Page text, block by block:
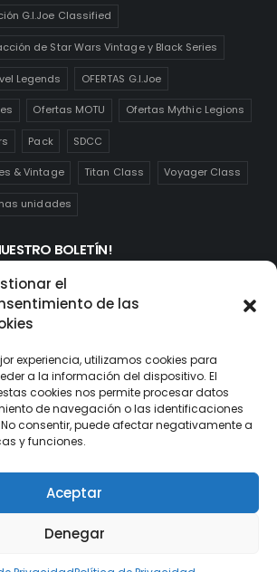
el
de las
experiencia, utilizamos cookies para
a la información del dispositivo. El
cookies nos permite procesar datos
de navegación o las identificaciones
consentir, puede afectar negativamente a
y funciones.
Aceptar
Denegar
G.I.Joe Classified
de Star Wars Vintage y Black Series
Legends OFERTAS G.I.Joe
Ofertas MOTU Ofertas Mythic Legions
Pack SDCC
& Vintage Titan Class Voyager Class
unidades
BOLETÍN!
de las novedades y ofertas que
Subscríbete aquí:
Rights Reserved